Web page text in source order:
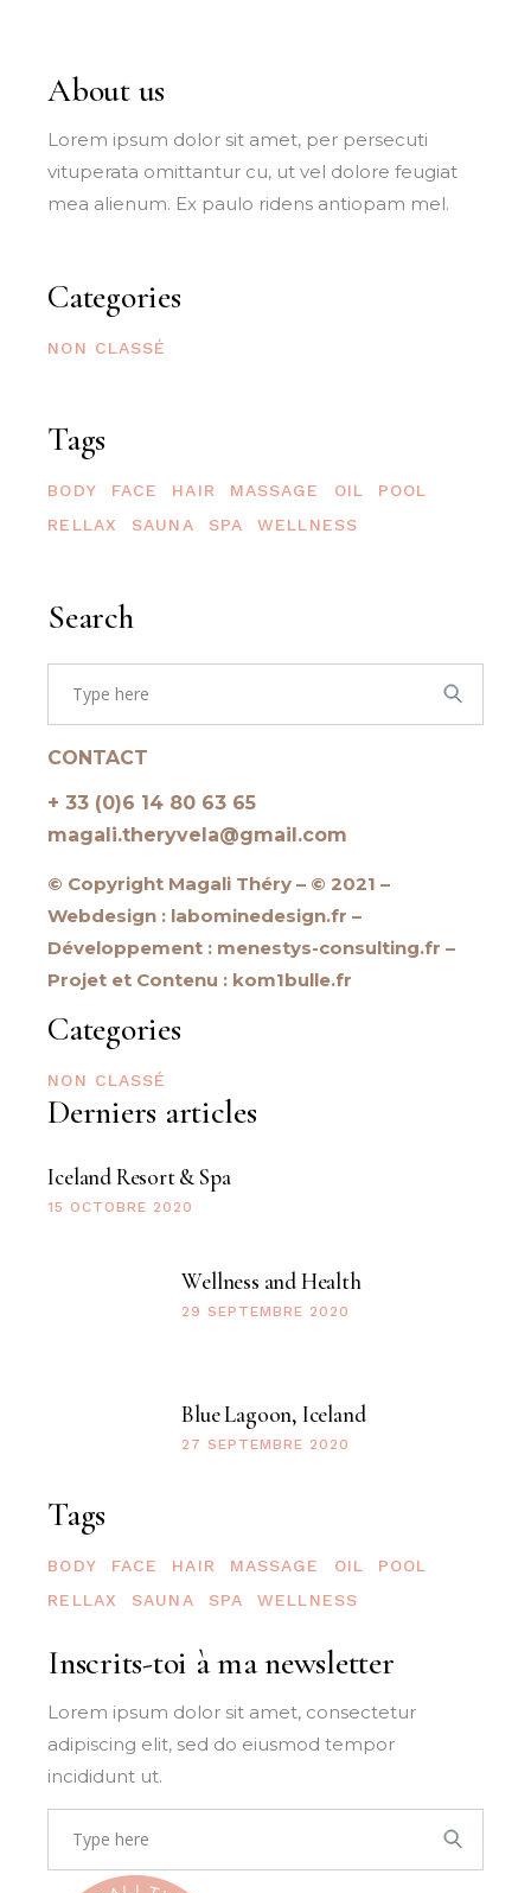
About us
Lorem ipsum dolor sit amet, per persecuti
vituperata omittantur cu, ut vel dolore feugiat
mea alienum. Ex paulo ridens antiopam mel.
Categories
NON CLASSÉ
Tags
BODY FACE HAIR MASSAGE OIL
POOL
RELLAX
SAUNA SPA WELLNESS
Search
Search
for:
CONTACT
+ 33 (0)6 14 80 63 65
magali.theryvela@gmail.com
© Copyright Magali Théry – © 2021 –
Webdesign : labominedesign.fr –
Développement : menestys-consulting.fr –
Projet et Contenu : kom1bulle.fr
Categories
NON CLASSÉ
Derniers articles
Iceland Resort & Spa
15 OCTOBRE 2020
Wellness and Health
29 SEPTEMBRE 2020
Blue Lagoon, Iceland
27 SEPTEMBRE 2020
Tags
BODY FACE HAIR MASSAGE OIL
POOL
RELLAX
SAUNA SPA WELLNESS
Inscrits-toi à ma newsletter
Lorem ipsum dolor sit amet, consectetur
adipiscing elit, sed do eiusmod tempor
incididunt ut.
Search
for: